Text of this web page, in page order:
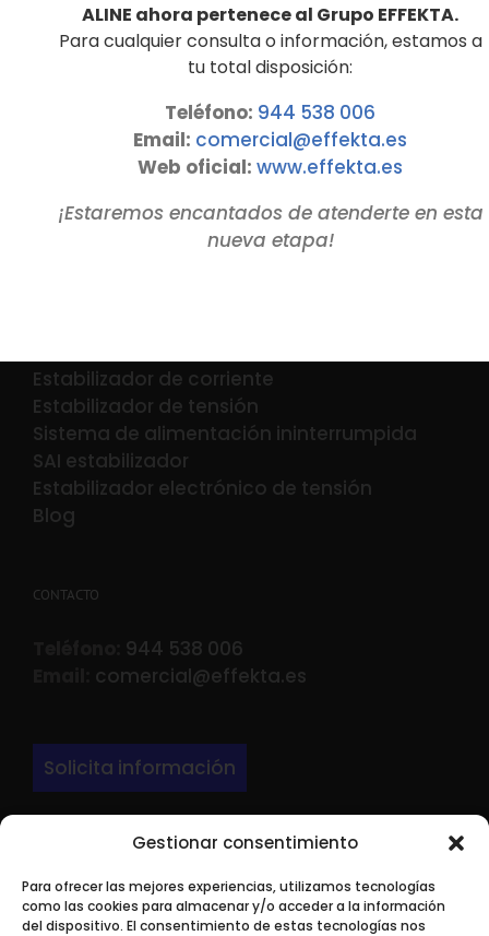
Gestionar consentimiento
Para ofrecer las mejores experiencias, utilizamos tecnologías
como las cookies para almacenar y/o acceder a la información
del dispositivo. El consentimiento de estas tecnologías nos
Detalles
Estabilizador de corriente
Estabilizador de tensión
Sistema de alimentación ininterrumpida
SAI estabilizador
Estabilizador electrónico de tensión
Blog
CONTACTO
944 538 006
comercial@effekta.es
Solicita información
LARRONDO BEHEKO ETORBIDEA Edif 3 Nave P-
9.
ALINE ahora pertenece al Grupo EFFEKTA.
Para cualquier consulta o información, estamos a
tu total disposición:
Teléfono: 944 538 006
Email: comercial@effekta.es
Web oficial: www.effekta.es
¡Estaremos encantados de atenderte en esta
nueva etapa!